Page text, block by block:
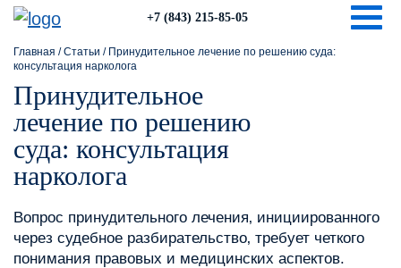
+7 (843) 215-85-05
Главная /Статьи / Принудительное лечение по решению суда:
консультация нарколога
Принудительное
лечение по решению
суда: консультация
нарколога
Вопрос принудительного лечения‚ инициированного
через судебное разбирательство‚ требует четкого
понимания правовых и медицинских аспектов.